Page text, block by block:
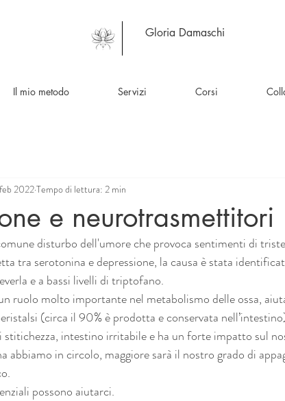
Gloria Damaschi
Il mio metodo Servizi Corsi
e neurotrasmettitori
2022Tempo di lettura: 2 min
disturbo dell'umore che provoca sentimenti di
tra serotonina e depressione, la causa è stata
e a bassi livelli di triptofano.
ruolo molto importante nel metabolismo delle ossa,
(circa il 90% è prodotta e conservata
stitichezza, intestino irritabile e ha un forte impatto sul
abbiamo in circolo, maggiore sarà il nostro grado di
possono aiutarci.